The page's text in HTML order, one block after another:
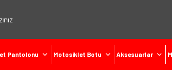
Pantolonu Motosiklet Botu Aksesuarlar